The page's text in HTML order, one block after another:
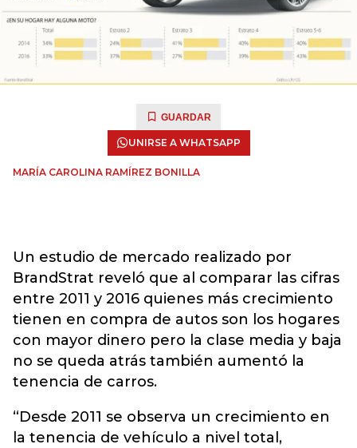
GUARDAR
UNIRSE A WHATSAPP
MARÍA CAROLINA RAMÍREZ BONILLA
Un estudio de mercado realizado por
BrandStrat reveló que al comparar las cifras
entre 2011 y 2016 quienes más crecimiento
tienen en compra de autos son los hogares
con mayor dinero pero la clase media y baja
no se queda atrás también aumentó la
tenencia de carros.
“Desde 2011 se observa un crecimiento en
la tenencia de vehículo a nivel total,